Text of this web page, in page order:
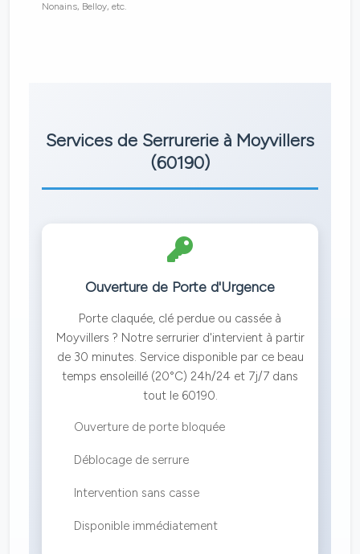
Nonains, Belloy, etc.
Services de Serrurerie à Moyvillers
(60190)
Ouverture de Porte d'Urgence
Porte claquée, clé perdue ou cassée à
Moyvillers ? Notre serrurier d'intervient à partir
de 30 minutes. Service disponible par ce beau
temps ensoleillé (20°C) 24h/24 et 7j/7 dans
tout le 60190.
Ouverture de porte bloquée
Déblocage de serrure
Intervention sans casse
Disponible immédiatement